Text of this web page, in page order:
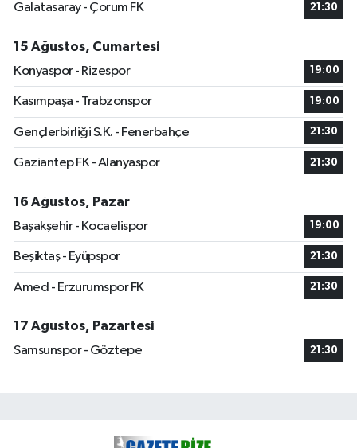
Galatasaray - Çorum FK
21:30
15 Ağustos, Cumartesi
Konyaspor - Rizespor
19:00
Kasımpaşa - Trabzonspor 19:00
Gençlerbirliği S.K. - Fenerbahçe 21:30
Gaziantep FK - Alanyaspor 21:30
16 Ağustos, Pazar
Başakşehir - Kocaelispor
19:00
Beşiktaş - Eyüpspor 21:30
Amed - Erzurumspor FK 21:30
17 Ağustos, Pazartesi
Samsunspor - Göztepe
21:30